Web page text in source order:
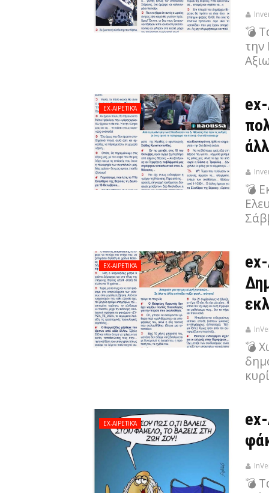
💣
την
EX-ΑΙΡΕΤΙΚΆ
💣
EX-ΑΙΡΕΤΙΚΆ
💣
EX-ΑΙΡΕΤΙΚΆ
💣